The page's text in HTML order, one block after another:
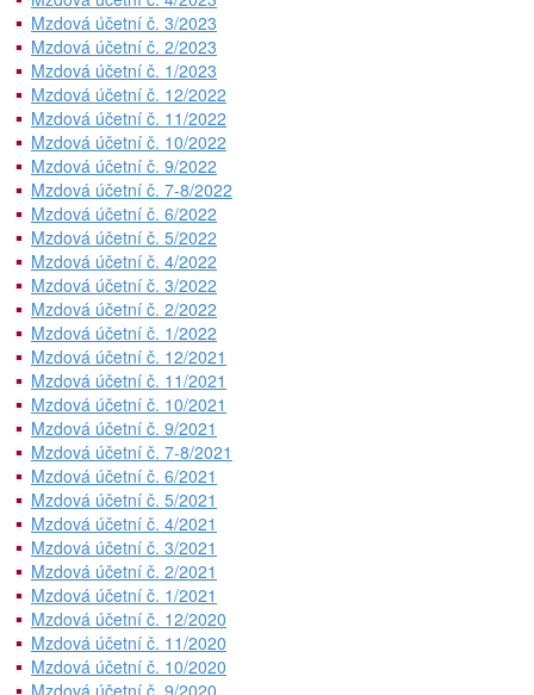
Mzdová účetní č. 3/2023
Mzdová účetní č. 2/2023
Mzdová účetní č. 1/2023
Mzdová účetní č. 12/2022
Mzdová účetní č. 11/2022
Mzdová účetní č. 10/2022
Mzdová účetní č. 9/2022
Mzdová účetní č. 7-8/2022
Mzdová účetní č. 6/2022
Mzdová účetní č. 5/2022
Mzdová účetní č. 4/2022
Mzdová účetní č. 3/2022
Mzdová účetní č. 2/2022
Mzdová účetní č. 1/2022
Mzdová účetní č. 12/2021
Mzdová účetní č. 11/2021
Mzdová účetní č. 10/2021
Mzdová účetní č. 9/2021
Mzdová účetní č. 7-8/2021
Mzdová účetní č. 6/2021
Mzdová účetní č. 5/2021
Mzdová účetní č. 4/2021
Mzdová účetní č. 3/2021
Mzdová účetní č. 2/2021
Mzdová účetní č. 1/2021
Mzdová účetní č. 12/2020
Mzdová účetní č. 11/2020
Mzdová účetní č. 10/2020
Mzdová účetní č. 9/2020